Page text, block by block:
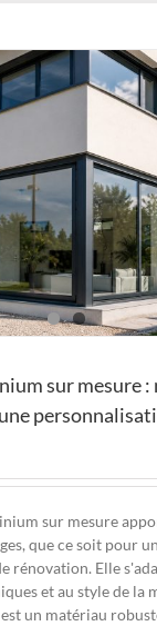
sur mesure :
sur mesure
que ce soit pour
rénovation. Elle
et au style de la
un matériau